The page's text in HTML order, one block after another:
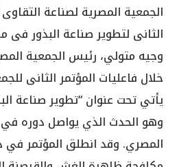
الجمعية المصرية لصناعة
الثانى لتطوير صناعة البذور
وجيه متولي، رئيس الجمعية
خلال فاعليات المؤتمر الثانى
يأتي تحت عنوان “تطوير صناعة
وهو الحدث الذي يواصل دوره في
المصري. وقد انطلق المؤتمر في